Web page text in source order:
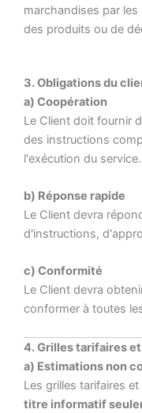
marchandises par
des produits ou de
3. Obligations du
a) Coopération
Le Client doit fournir
des instructions
l'exécution du service.
b) Réponse rapide
Le Client devra
d'instructions,
c) Conformité
Le Client devra
conformer à toutes
4. Grilles tarifaires
a) Estimations non
Les grilles tarifaires
titre informatif